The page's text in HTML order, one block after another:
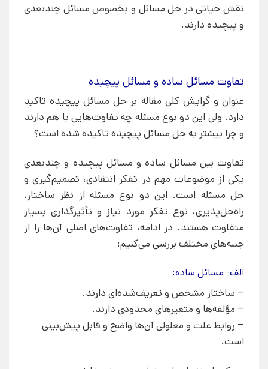
نقش حیاتی در حل مسائل و بخصوص مسائل چندبعدی
و پیچیده دارند.
تفاوت مسائل ساده و مسائل پیچیده
عنوان و گرایش کلی مقاله بر حل مسائل پیچیده تاکید
دارد. ولی این دو نوع مسئله چه تفاوت‌هایی با هم دارند
و چرا بیشتر به حل مسائل پیچیده تاکیده شده است؟
تفاوت بین مسائل ساده و مسائل پیچیده و چندبعدی
یکی از موضوعات مهم در تفکر انتقادی، تصمیم‌گیری و
حل مسئله است. این دو نوع مسئله از نظر ساختار،
راه‌حل‌پذیری، نوع تفکر مورد نیاز و تأثیرگذاری بسیار
متفاوت هستند. در ادامه، تفاوت‌های اصلی آن‌ها را از
جنبه‌های مختلف بررسی می‌کنیم:
الف- مسائل ساده:
– ساختار مشخص و تعریف‌شده‌ای دارند.
– مؤلفه‌ها و متغیرهای محدودی دارند.
– روابط علت و معلولی آن‌ها واضح و قابل پیش‌بینی
است.